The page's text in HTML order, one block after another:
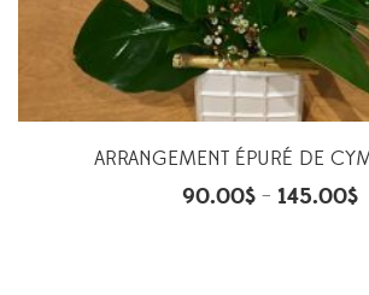
ARRANGEMENT ÉPURÉ DE
90.00$ – 145.00$